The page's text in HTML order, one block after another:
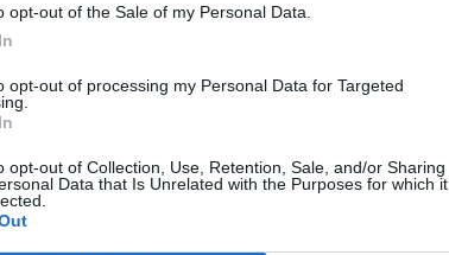
opt-out of the Sale of my Personal Data.
opt-out of processing my Personal Data for Targeted
opt-out of Collection, Use, Retention, Sale, and/or Sharing
Data that Is Unrelated with the Purposes for which it